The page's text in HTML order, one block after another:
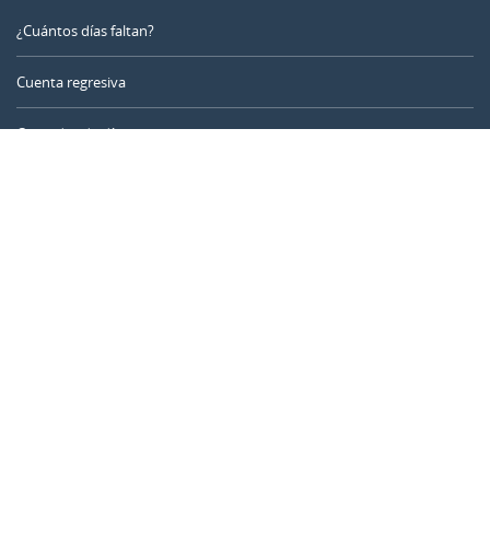
¿Cuántos días faltan?
Cuenta regresiva
Contador de días